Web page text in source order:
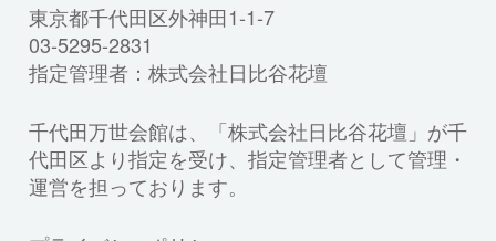
東京都千代田区外神田1-1-7
03-5295-2831
指定管理者：株式会社日比谷花壇
千代田万世会館は、「株式会社日比谷花壇」が千
代田区より指定を受け、指定管理者として管理・
運営を担っております。